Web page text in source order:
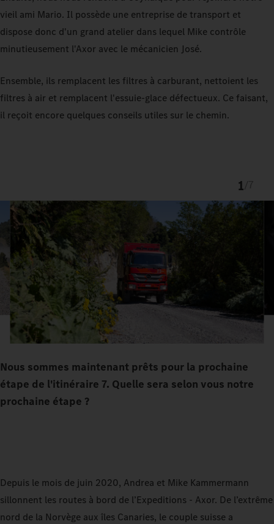
vieil ami Mario. Il possède une entreprise de transport et
dispose donc d'un grand atelier dans lequel Mike contrôle
minutieusement l'Axor avec le mécanicien José.
Ensemble, ils remplacent les filtres à carburant, nettoient les
filtres à air et remplacent l'essuie-glace défectueux. Ce faisant,
il reçoit encore quelques conseils utiles sur le chemin.
1
Nous sommes maintenant prêts pour la prochaine
étape de l'itinéraire 7. Quelle sera selon vous notre
prochaine étape ?
Depuis le mois de juin 2020, Andrea et Mike Kammermann
sillonnent les routes à bord de l’Expeditions - Axor. De l’extrême
nord de la Norvège aux îles Canaries, le couple suisse a